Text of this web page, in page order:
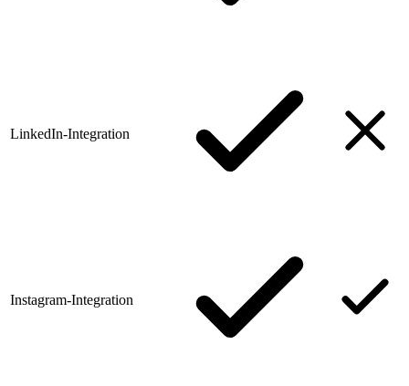
LinkedIn-Integration
Instagram-Integration